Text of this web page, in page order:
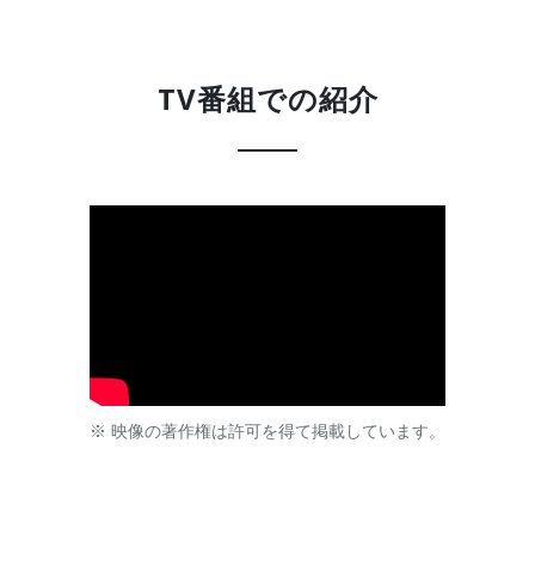
TV番組での紹介
※ 映像の著作権は許可を得て掲載しています。